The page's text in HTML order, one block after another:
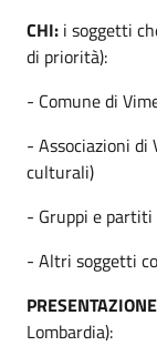
CHI: i soggetti
di priorità):
- Comune di
- Associazioni di
culturali)
- Gruppi e
- Altri soggetti
Lombardia):